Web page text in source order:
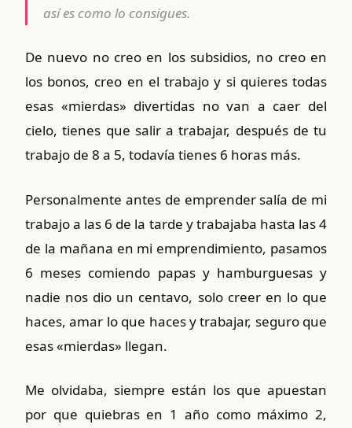
así es como lo consigues.
De nuevo no creo en los subsidios, no creo en
los bonos, creo en el trabajo y si quieres todas
esas «mierdas» divertidas no van a caer del
cielo, tienes que salir a trabajar, después de tu
trabajo de 8 a 5, todavía tienes 6 horas más.
Personalmente antes de emprender salía de mi
trabajo a las 6 de la tarde y trabajaba hasta las 4
de la mañana en mi emprendimiento, pasamos
6 meses comiendo papas y hamburguesas y
nadie nos dio un centavo, solo creer en lo que
haces, amar lo que haces y trabajar, seguro que
esas «mierdas» llegan.
Me olvidaba, siempre están los que apuestan
por que quiebras en 1 año como máximo 2,